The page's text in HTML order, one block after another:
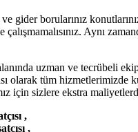
ve gider borularınız
Aynı
uzman ve tecrübeli
olarak tüm hizmetlerimizde
için sizlere ekstra
,
,